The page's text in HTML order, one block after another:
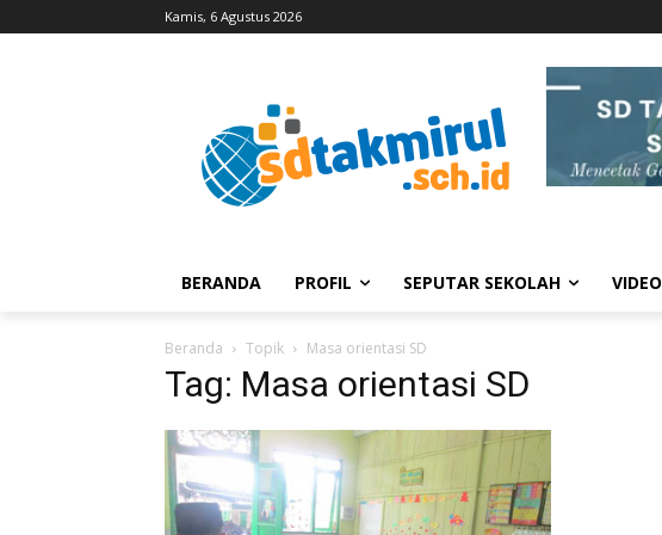
Kamis, 6 Agustus 2026
BERANDA PROFIL SEPUTAR SEKOLAH VIDEO
Beranda Topik Masa orientasi SD
Tag: Masa orientasi SD